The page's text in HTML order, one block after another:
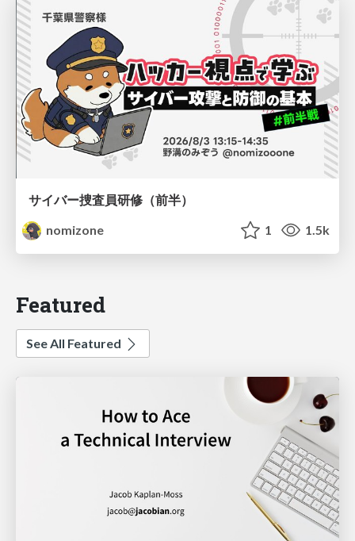
サイバー捜査員研修（前半）
nomizone
1 1.5k
Featured
See All Featured